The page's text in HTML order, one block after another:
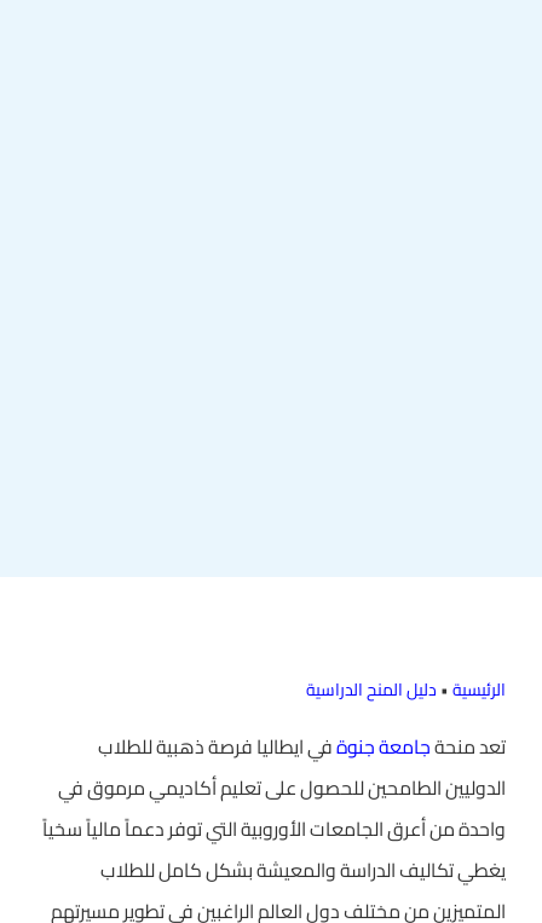
الرئيسية•دليل المنح الدراسية
تعد منحةجامعة جنوةفي ايطاليا فرصة ذهبية للطلاب
الدوليين الطامحين للحصول على تعليم أكاديمي مرموق في
واحدة من أعرق الجامعات الأوروبية التي توفر دعماً مالياً سخياً
يغطي تكاليف الدراسة والمعيشة بشكل كامل للطلاب
المتميزين من مختلف دول العالم الراغبين في تطوير مسيرتهم